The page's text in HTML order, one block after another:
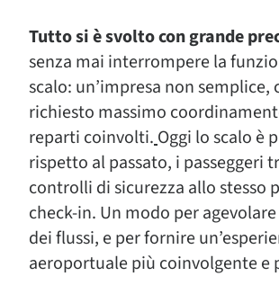
Tutto si è svolto con grande
senza mai interrompere la
scalo: un’impresa non semplice,
richiesto massimo
reparti coinvolti. Oggi lo scalo è
rispetto al passato, i passeggeri
controlli di sicurezza allo stesso
check-in. Un modo per
dei flussi, e per fornire
aeroportuale più coinvolgente e